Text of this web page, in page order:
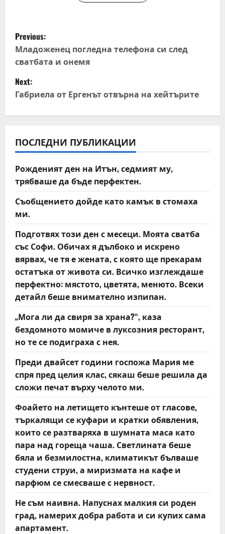
P
o
s
t
n
a
v
i
g
a
t
i
o
n
Previous:
Младоженец погледна телефона си след
сватбата и онемя
Next:
Габриела от Ергенът отвърна на хейтърите
ПОСЛЕДНИ ПУБЛИКАЦИИ
Рожденият ден на Итън, седмият му,
трябваше да бъде перфектен.
Съобщението дойде като камък в стомаха
ми.
Подготвях този ден с месеци. Моята сватба
със Софи. Обичах я дълбоко и искрено
вярвах, че тя е жената, с която ще прекарам
остатъка от живота си. Всичко изглеждаше
перфектно: мястото, цветята, менюто. Всеки
детайл беше внимателно изпипан.
„Мога ли да свиря за храна?“, каза
бездомното момиче в луксозния ресторант,
но те се подиграха с нея.
Преди двайсет години госпожа Мария ме
спря пред целия клас, сякаш беше решила да
сложи печат върху челото ми.
Фоайето на летището кънтеше от гласове,
търкалящи се куфари и кратки обявления,
които се разтваряха в шумната маса като
пара над гореща чаша. Светлината беше
бяла и безмилостна, климатикът бълваше
студени струи, а миризмата на кафе и
парфюм се смесваше с нервност.
Не съм наивна. Напуснах малкия си роден
град, намерих добра работа и си купих сама
апартамент.